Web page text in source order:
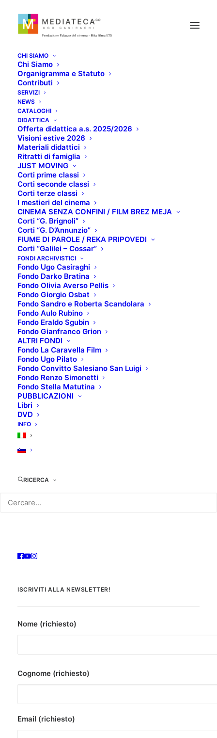
CHI SIAMO
Chi Siamo
Organigramma e Statuto
Contributi
SERVIZI
NEWS
CATALOGHI
DIDATTICA
Offerta didattica a.s. 2025/2026
Visioni estive 2026
Materiali didattici
Ritratti di famiglia
JUST MOVING
Corti prime classi
Corti seconde classi
Corti terze classi
I mestieri del cinema
CINEMA SENZA CONFINI / FILM BREZ MEJA
Corti “G. Brignoli”
Corti “G. D’Annunzio”
FIUME DI PAROLE / REKA PRIPOVEDI
Corti “Galilei – Cossar”
FONDI ARCHIVISTICI
Fondo Ugo Casiraghi
Fondo Darko Bratina
Fondo Olivia Averso Pellis
Fondo Giorgio Osbat
Fondo Sandro e Roberta Scandolara
Fondo Aulo Rubino
Fondo Eraldo Sgubin
Fondo Gianfranco Grion
ALTRI FONDI
Fondo La Caravella Film
Fondo Ugo Pilato
Fondo Convitto Salesiano San Luigi
Fondo Renzo Simonetti
Fondo Stella Matutina
PUBBLICAZIONI
Libri
DVD
INFO
RICERCA
LA BALLATA DI
STROSZEK
OTTOBRE 15, 2020
SCHEDA TECNICA:
Titolo originale: Stroszek
Regista: Werner Herzog
Interpreti: Bruno S., Eva Mattes, Clemens Scheitz
Anno di produzione: 1977
Paese produzione: Germania
Genere: Drammatico
TRAMA:
Volendo abbandonare una Berlino deprimente e
violenta, Bruno, un timido outsider, va a cercare
fortuna in America, accompagnato da uno
strampalato vecchietto e da una prostituta in fuga dal
suo protettore. Ma negli USA i tre cadranno “dalla
padella alla brace”.
COLLOCAZIONE: DVD00384
ISCRIVITI ALLA NEWSLETTER!
Nome (richiesto)
Cognome (richiesto)
Email (richiesto)